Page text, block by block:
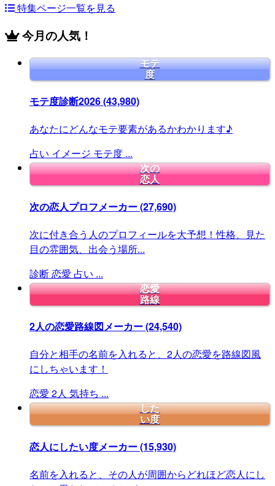
特集ページ一覧を見る
今月の人気！
モテ
度
モテ度診断2026(43,980)
あなたにどんなモテ要素があるかわかります♪
占い イメージ モテ度 ...
次の
恋人
次の恋人プロフメーカー(27,690)
次に付き合う人のプロフィールを大予想！性格、見た
目の雰囲気、出会う場所...
診断恋愛 占い ...
恋愛
路線
2人の恋愛路線図メーカー(24,540)
自分と相手の名前を入れると、2人の恋愛を路線図風
にしちゃいます！
恋愛 2人 気持ち ...
した
い度
恋人にしたい度メーカー(15,930)
名前を入れると、その人が周囲からどれほど恋人にし